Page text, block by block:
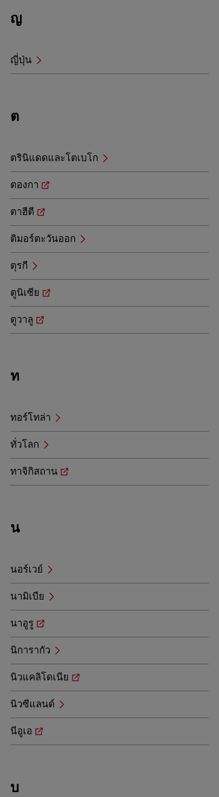
beginning
with
ญ
ญี่ปุ่น
beginning
ต
ตรินิแดดและโตเบโก
ตองกา
ตาฮีตี
ติมอร์ตะวันออก
ตุรกี
ตูนิเซีย
ตูวาลู
beginning
ท
ทอร์โทล่า
ทั่วโลก
ทาจิกิสถาน
beginning
น
นอร์เวย์
นามิเบีย
นาอูรู
นิการากัว
นิวแคลิโดเนีย
นิวซีแลนด์
นีอูเอ
beginning
บ